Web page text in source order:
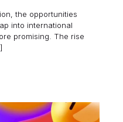
the opportunities
into international
promising. The rise